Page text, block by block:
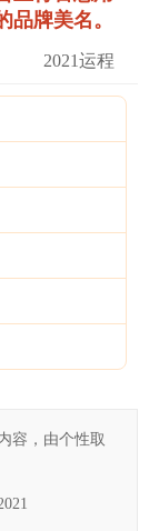
牌美名。
2021运程
容，由个性取